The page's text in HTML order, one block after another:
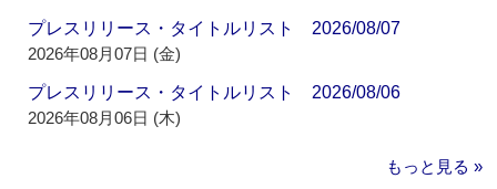
プレスリリース・タイトルリスト 2026/08/07
2026年08月07日 (金)
プレスリリース・タイトルリスト 2026/08/06
2026年08月06日 (木)
もっと見る »